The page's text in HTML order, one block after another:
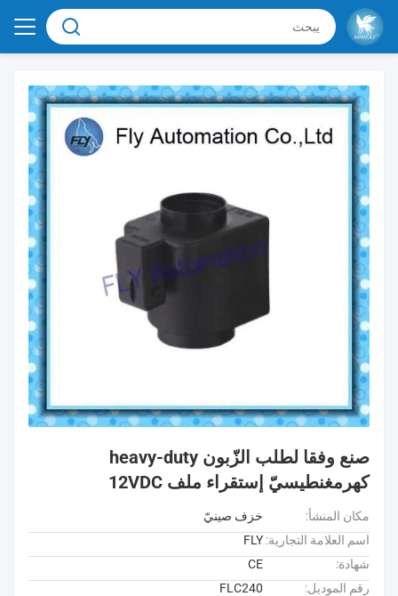
صنع وفقا لطلب الزّبون heavy-duty
كهرمغنطيسيّ إستقراء ملف 12VDC
مكان المنشأ:
خزف صينيّ
اسم العلامة التجارية: FLY
شهادة:
CE
رقم الموديل:
FLC240